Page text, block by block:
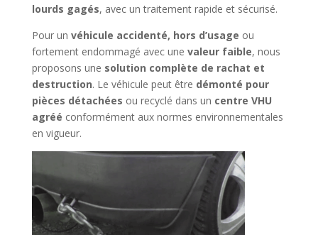
lourds gagés, avec un traitement rapide et sécurisé.
Pour un véhicule accidenté, hors d’usage ou
fortement endommagé avec une valeur faible, nous
proposons une solution complète de rachat et
destruction. Le véhicule peut être démonté pour
pièces détachées ou recyclé dans un centre VHU
agréé conformément aux normes environnementales
en vigueur.